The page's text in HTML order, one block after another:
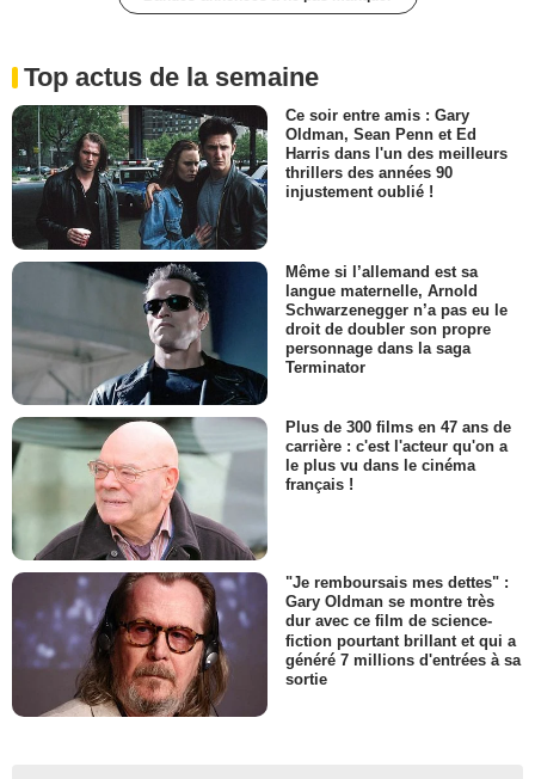
Top actus de la semaine
Ce soir entre amis : Gary
Oldman, Sean Penn et Ed
Harris dans l'un des meilleurs
thrillers des années 90
injustement oublié !
Même si l’allemand est sa
langue maternelle, Arnold
Schwarzenegger n’a pas eu le
droit de doubler son propre
personnage dans la saga
Terminator
Plus de 300 films en 47 ans de
carrière : c'est l'acteur qu'on a
le plus vu dans le cinéma
français !
"Je remboursais mes dettes" :
Gary Oldman se montre très
dur avec ce film de science-
fiction pourtant brillant et qui a
généré 7 millions d'entrées à sa
sortie